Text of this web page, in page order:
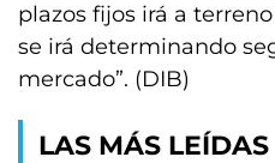
plazos fijos irá a
se irá determinando
mercado”. (DIB)
LAS MÁS LEÍDAS